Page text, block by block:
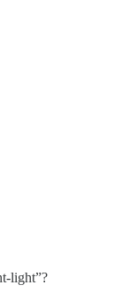
light”?